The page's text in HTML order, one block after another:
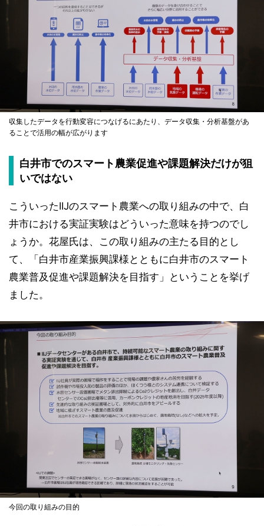
収集したデータを行動変容につなげるにあたり、データ収集・分析基盤があ
ることで活用の幅が広がります
白井市でのスマート農業促進や課題解決だけが狙
いではない
こういったIIJのスマート農業への取り組みの中で、白
井市における実証実験はどういった意味を持つのでし
ょうか。花屋氏は、この取り組みの主たる目的とし
て、「白井市産業振興課様とともに白井市のスマート
農業普及促進や課題解決を目指す」ということを挙げ
ました。
今回の取り組みの目的